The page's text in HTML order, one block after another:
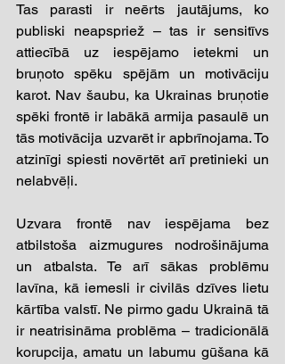
Tas parasti ir neērts jautājums, ko
publiski neapspriež – tas ir sensitīvs
attiecībā uz iespējamo ietekmi un
bruņoto spēku spējām un motivāciju
karot. Nav šaubu, ka Ukrainas bruņotie
spēki frontē ir labākā armija pasaulē un
tās motivācija uzvarēt ir apbrīnojama. To
atzinīgi spiesti novērtēt arī pretinieki un
nelabvēļi.
Uzvara frontē nav iespējama bez
atbilstoša aizmugures nodrošinājuma
un atbalsta. Te arī sākas problēmu
lavīna, kā iemesli ir civilās dzīves lietu
kārtība valstī. Ne pirmo gadu Ukrainā tā
ir neatrisināma problēma – tradicionālā
korupcija, amatu un labumu gūšana kā